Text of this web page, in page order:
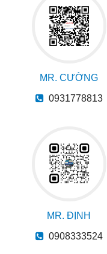
MR. CƯỜNG
0931778813
MR. ĐỊNH
0908333524